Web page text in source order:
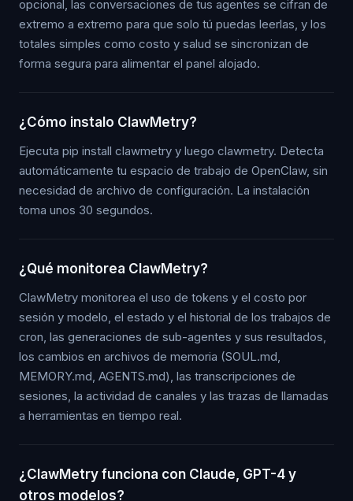
opcional, las conversaciones de tus agentes se cifran de
extremo a extremo para que solo tú puedas leerlas, y los
totales simples como costo y salud se sincronizan de
forma segura para alimentar el panel alojado.
¿Cómo instalo ClawMetry?
Ejecuta pip install clawmetry y luego clawmetry. Detecta
automáticamente tu espacio de trabajo de OpenClaw, sin
necesidad de archivo de configuración. La instalación
toma unos 30 segundos.
¿Qué monitorea ClawMetry?
ClawMetry monitorea el uso de tokens y el costo por
sesión y modelo, el estado y el historial de los trabajos de
cron, las generaciones de sub-agentes y sus resultados,
los cambios en archivos de memoria (SOUL.md,
MEMORY.md, AGENTS.md), las transcripciones de
sesiones, la actividad de canales y las trazas de llamadas
a herramientas en tiempo real.
¿ClawMetry funciona con Claude, GPT-4 y
otros modelos?